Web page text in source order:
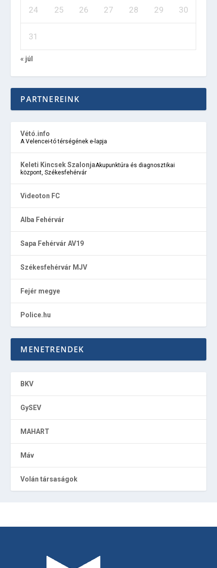
24 25 26 27 28 29 30
31
« júl
PARTNEREINK
Vétó.info
A Velencei-tó térségének e-lapja
Keleti Kincsek SzalonjaAkupunktúra és diagnosztikai
központ, Székesfehérvár
Videoton FC
Alba Fehérvár
Sapa Fehérvár AV19
Székesfehérvár MJV
Fejér megye
Police.hu
MENETRENDEK
BKV
GySEV
MAHART
Máv
Volán társaságok